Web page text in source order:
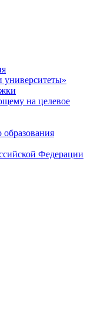
на целевое
Федерации